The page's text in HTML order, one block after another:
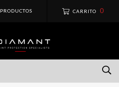
PRODUCTOS CARRITO 0